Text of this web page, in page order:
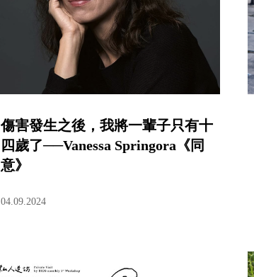
傷害發生之後，我將一輩子只有十
四歲了──Vanessa Springora《同
意》
04.09.2024